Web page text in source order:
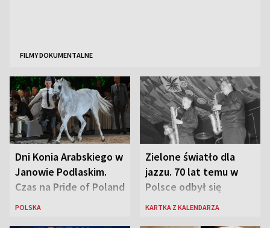
FILMY DOKUMENTALNE
Dni Konia Arabskiego w
Janowie Podlaskim.
Czas na Pride of Poland
POLSKA
Zielone światło dla
jazzu. 70 lat temu w
Polsce odbył się
pierwszy festiwal
KARTKA Z KALENDARZA